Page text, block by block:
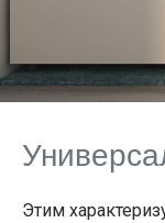
Этим